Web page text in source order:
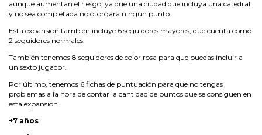
aunque aumentan el riesgo, ya que una ciudad que incluya una catedral
y no sea completada no otorgará ningún punto.
Esta expansión también incluye 6 seguidores mayores, que cuenta como
2 seguidores normales.
También tenemos 8 seguidores de color rosa para que puedas incluir a
un sexto jugador.
Por último, tenemos 6 fichas de puntuación para que no tengas
problemas a la hora de contar la cantidad de puntos que se consiguen en
esta expansión.
+7 años